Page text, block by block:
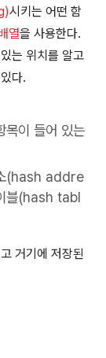
시키는 어떤 함
열을 사용한다.
는 위치를 알고
다.
목이 들어 있는
(hash addre
블(hash tabl
거기에 저장된